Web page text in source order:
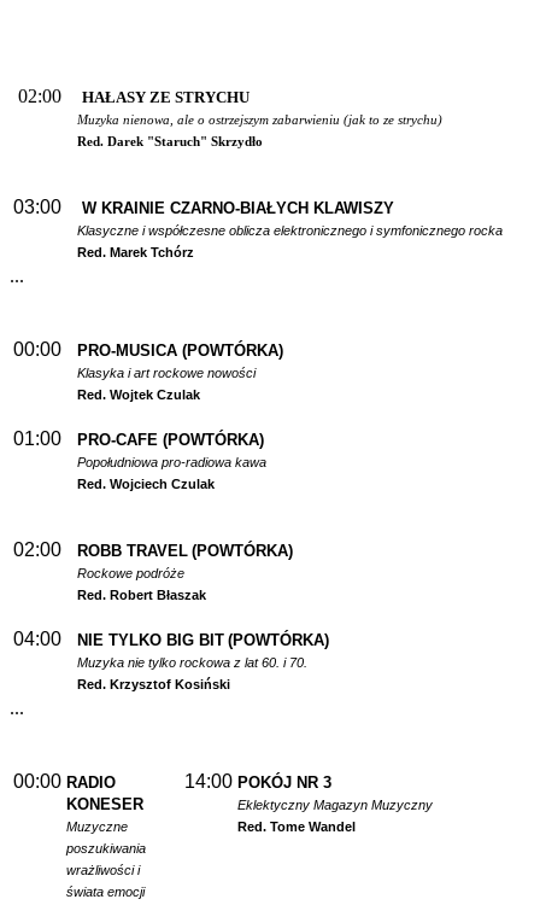
02:00 HAŁASY ZE STRYCHU
Muzyka nienowa, ale o ostrzejszym zabarwieniu (jak to ze strychu)
Red. Darek "Staruch" Skrzydło
03:00 W KRAINIE CZARNO-BIAŁYCH KLAWISZY
Klasyczne i współczesne oblicza elektronicznego i symfonicznego rocka
Red. Marek Tchórz
...
00:00 PRO-MUSICA (POWTÓRKA)
Klasyka i art rockowe nowości
Red. Wojtek Czulak
01:00 PRO-CAFE (POWTÓRKA)
Popołudniowa pro-radiowa kawa
Red. Wojciech Czulak
02:00 ROBB TRAVEL (POWTÓRKA)
Rockowe podróże
Red. Robert Błaszak
04:00 NIE TYLKO BIG BIT (POWTÓRKA)
Muzyka nie tylko rockowa z lat 60. i 70.
Red. Krzysztof Kosiński
...
00:00 RADIO
KONESER
Muzyczne
poszukiwania
wrażliwości i
świata emocji
14:00 POKÓJ NR 3
Eklektyczny Magazyn Muzyczny
Red. Tome Wandel